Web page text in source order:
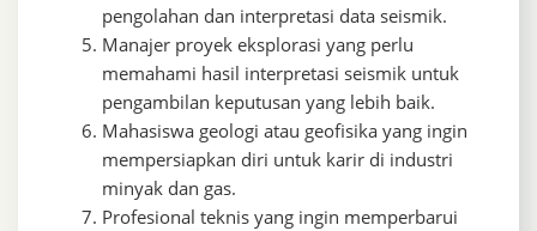
pengolahan dan interpretasi data seismik.
Manajer proyek eksplorasi yang perlu
memahami hasil interpretasi seismik untuk
pengambilan keputusan yang lebih baik.
Mahasiswa geologi atau geofisika yang ingin
mempersiapkan diri untuk karir di industri
minyak dan gas.
Profesional teknis yang ingin memperbarui